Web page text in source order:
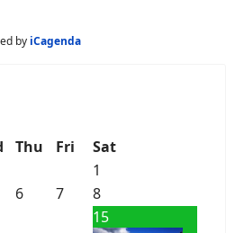
by iCagenda
Thu Fri
Sat
1
6 7 8
15